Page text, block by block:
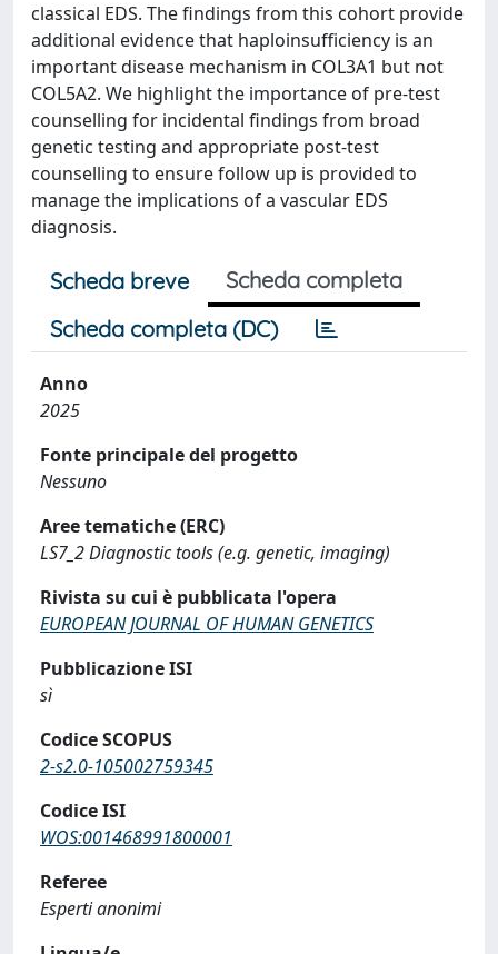
classical EDS. The findings from this cohort provide
additional evidence that haploinsufficiency is an
important disease mechanism in COL3A1 but not
COL5A2. We highlight the importance of pre-test
counselling for incidental findings from broad
genetic testing and appropriate post-test
counselling to ensure follow up is provided to
manage the implications of a vascular EDS
diagnosis.
Scheda breve
Scheda completa
Scheda completa (DC)
Anno
2025
Fonte principale del progetto
Nessuno
Aree tematiche (ERC)
LS7_2 Diagnostic tools (e.g. genetic, imaging)
Rivista su cui è pubblicata l'opera
EUROPEAN JOURNAL OF HUMAN GENETICS
Pubblicazione ISI
sì
Codice SCOPUS
2-s2.0-105002759345
Codice ISI
WOS:001468991800001
Referee
Esperti anonimi